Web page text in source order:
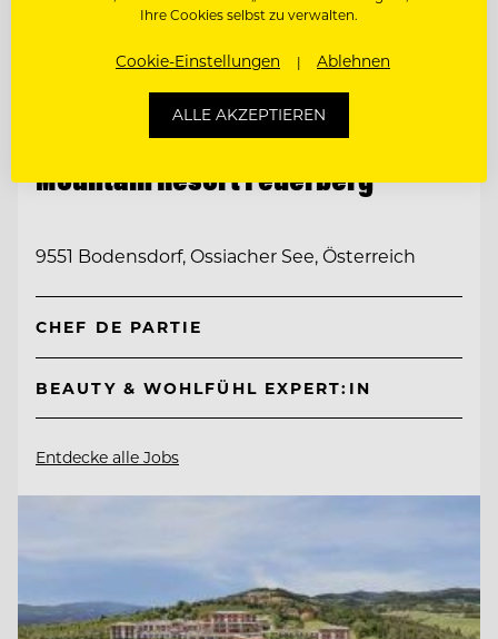
TOP ARBEITGEBER
Mountain Resort Feuerberg
9551 Bodensdorf, Ossiacher See, Österreich
CHEF DE PARTIE
BEAUTY & WOHLFÜHL EXPERT:IN
Entdecke alle Jobs
Ihre Cookies selbst zu verwalten.
Cookie-Einstellungen Ablehnen
ALLE AKZEPTIEREN